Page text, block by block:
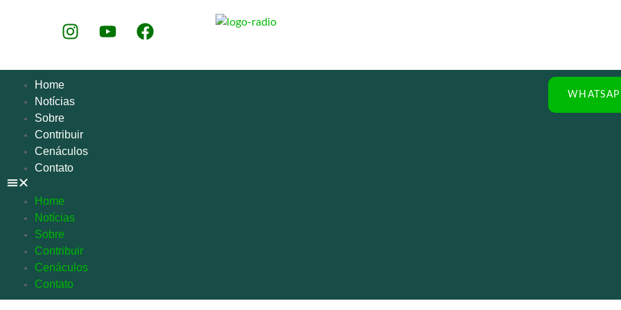
Home
Notícias
Sobre
Contribuir
Cenáculos
Contato
Home
Notícias
Sobre
Contribuir
Cenáculos
Contato